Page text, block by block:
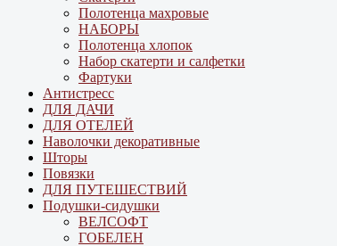
Полотенца махровые
НАБОРЫ
Полотенца хлопок
Набор скатерти и салфетки
Фартуки
Антистресс
ДЛЯ ДАЧИ
ДЛЯ ОТЕЛЕЙ
Наволочки декоративные
Шторы
Повязки
ДЛЯ ПУТЕШЕСТВИЙ
Подушки-сидушки
ВЕЛСОФТ
ГОБЕЛЕН